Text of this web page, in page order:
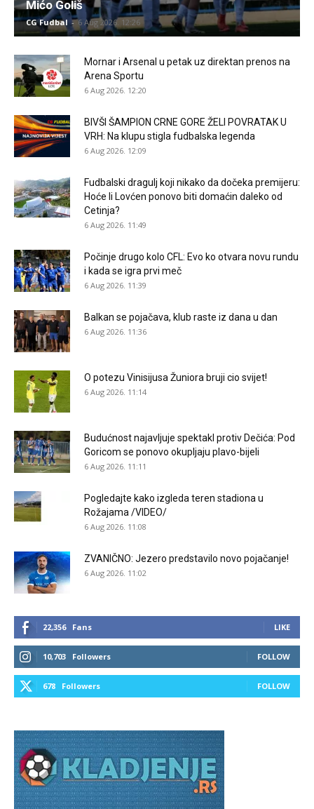
Mićo Goliš
CG Fudbal - 6 Aug 2026. 12:26
Mornar i Arsenal u petak uz direktan prenos na
Arena Sportu
6 Aug 2026. 12:20
BIVŠI ŠAMPION CRNE GORE ŽELI POVRATAK U
VRH: Na klupu stigla fudbalska legenda
6 Aug 2026. 12:09
Fudbalski dragulj koji nikako da dočeka premijeru:
Hoće li Lovćen ponovo biti domaćin daleko od
Cetinja?
6 Aug 2026. 11:49
Počinje drugo kolo CFL: Evo ko otvara novu rundu
i kada se igra prvi meč
6 Aug 2026. 11:39
Balkan se pojačava, klub raste iz dana u dan
6 Aug 2026. 11:36
O potezu Vinisijusa Žuniora bruji cio svijet!
6 Aug 2026. 11:14
Budućnost najavljuje spektakl protiv Dečića: Pod
Goricom se ponovo okupljaju plavo-bijeli
6 Aug 2026. 11:11
Pogledajte kako izgleda teren stadiona u
Rožajama /VIDEO/
6 Aug 2026. 11:08
ZVANIČNO: Jezero predstavilo novo pojačanje!
6 Aug 2026. 11:02
22,356 Fans LIKE
10,703 Followers FOLLOW
678 Followers FOLLOW